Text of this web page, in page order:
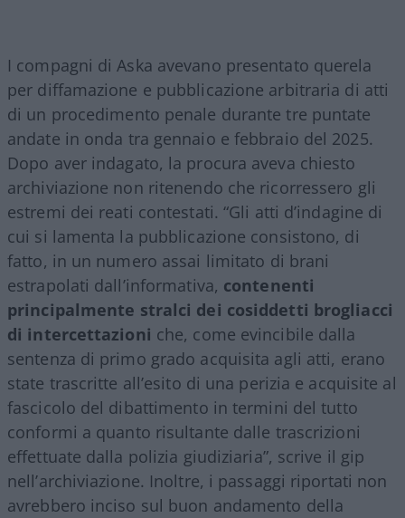
I compagni di Aska avevano presentato querela
per diffamazione e pubblicazione arbitraria di atti
di un procedimento penale durante tre puntate
andate in onda tra gennaio e febbraio del 2025.
Dopo aver indagato, la procura aveva chiesto
archiviazione non ritenendo che ricorressero gli
estremi dei reati contestati. “Gli atti d’indagine di
cui si lamenta la pubblicazione consistono, di
fatto, in un numero assai limitato di brani
estrapolati dall’informativa, contenenti
principalmente stralci dei cosiddetti brogliacci
di intercettazioni che, come evincibile dalla
sentenza di primo grado acquisita agli atti, erano
state trascritte all’esito di una perizia e acquisite al
fascicolo del dibattimento in termini del tutto
conformi a quanto risultante dalle trascrizioni
effettuate dalla polizia giudiziaria”, scrive il gip
nell’archiviazione. Inoltre, i passaggi riportati non
avrebbero inciso sul buon andamento della